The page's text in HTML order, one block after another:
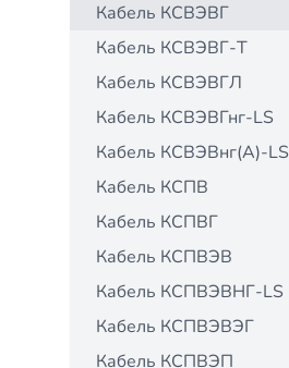
Кабель КСВЭВГ
Кабель КСВЭВГ-Т
Кабель КСВЭВГЛ
Кабель КСВЭВГнг-LS
Кабель КСВЭВнг(А)-LS
Кабель КСПВ
Кабель КСПВГ
Кабель КСПВЭВ
Кабель КСПВЭВНГ-LS
Кабель КСПВЭВЭГ
Кабель КСПВЭП